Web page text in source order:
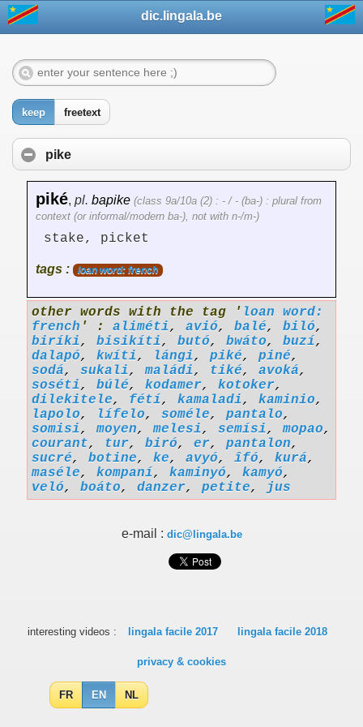
dic.lingala.be
keep freetext
pike
piké, pl. bapike (class 9a/10a (2) : - / - (ba-) : plural from
context (or informal/modern ba-), not with n-/m-)
stake, picket
tags : loan word: french
other words with the tag ' loan word:
french ' : aliméti, avió, balé, biló,
biríki, bisikíti, butó, bwáto, buzí,
dalapó, kwíti, lángi, piké, piné,
sodá, sukali,maládi, tiké, avoká,
soséti, búlé, kodamer, kotoker,
dilekitele, fétí, kamaladi, kaminio,
lapolo, lífelo, soméle, pantalo,
somisi,moyen,melesi, semísi,mopao,
courant, tur, biró, er, pantalon,
sucré, botine, ke, avyó, îfó, kurá,
maséle, kompaní, kaminyó, kamyó,
veló, boáto, danzer, petite, jus
e-mail : dic@lingala.be
interesting videos : lingala facile 2017 lingala facile 2018
privacy & cookies
FR EN NL